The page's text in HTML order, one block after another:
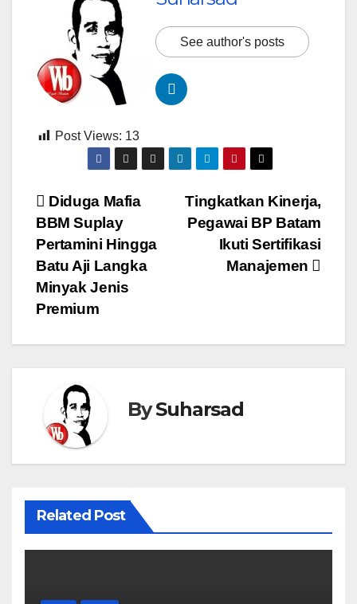
See author's posts
Post Views: 13
Navigasi
pos
Tingkatkan Kinerja,
Pegawai BP Batam
Ikuti Sertifikasi
Manajemen
Diduga Mafia
BBM Suplay
Pertamini Hingga
Batu Aji Langka
Minyak Jenis
Premium
BySuharsad
Related Post